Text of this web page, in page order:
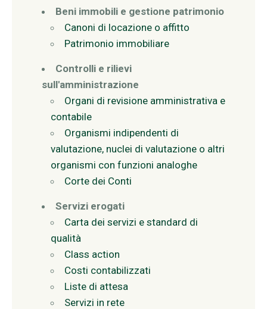
Beni immobili e gestione patrimonio
Canoni di locazione o affitto
Patrimonio immobiliare
Controlli e rilievi
sull'amministrazione
Organi di revisione amministrativa e
contabile
Organismi indipendenti di
valutazione, nuclei di valutazione o altri
organismi con funzioni analoghe
Corte dei Conti
Servizi erogati
Carta dei servizi e standard di
qualità
Class action
Costi contabilizzati
Liste di attesa
Servizi in rete